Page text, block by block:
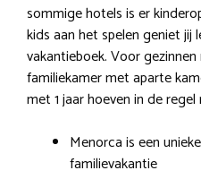
sommige hotels is er
kids aan het spelen geniet jij
vakantieboek. Voor
familiekamer met aparte
met 1 jaar hoeven in de
Menorca is een
familievakantie